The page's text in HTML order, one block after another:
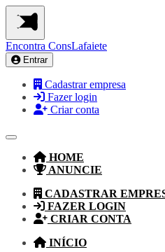
Encontra ConsLafaiete
Entrar
Cadastrar empresa
Fazer login
Criar conta
HOME
ANUNCIE
CADASTRAR
FAZER LOGIN
CRIAR CONTA
INÍCIO